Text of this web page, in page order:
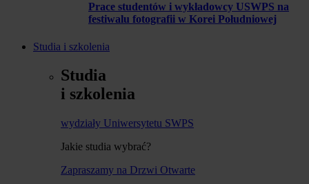
Prace studentów i wykładowcy USWPS na
festiwalu fotografii w Korei Południowej
Studia i szkolenia
Studia
i szkolenia
wydziały Uniwersytetu SWPS
Jakie studia wybrać?
Zapraszamy na Drzwi Otwarte